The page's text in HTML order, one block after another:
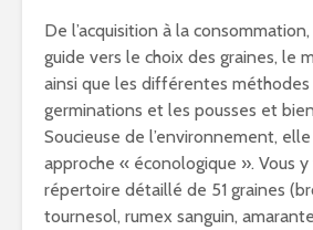
De l’acquisition à la consommation,
guide vers le choix des graines, le
ainsi que les différentes
germinations et les pousses et
Soucieuse de l’environnement,
approche « éconologique ». Vous
répertoire détaillé de 51 graines
tournesol, rumex sanguin,